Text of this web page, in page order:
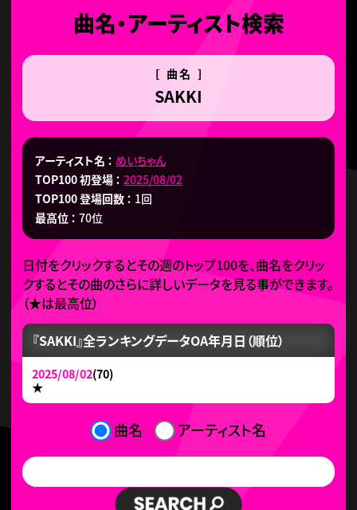
曲名・アーティスト検索
[ 曲名 ]
SAKKI
アーティスト名
めいちゃん
TOP100 初登場
2025/08/02
TOP100 登場回数
1回
最高位
70位
日付をクリックするとその週のトップ100を、曲名をクリッ
クするとその曲のさらに詳しいデータを見る事ができます。
（★は最高位）
『SAKKI』全ランキングデータOA年月日（順位）
2025/08/02(70)
★
曲名 アーティスト名